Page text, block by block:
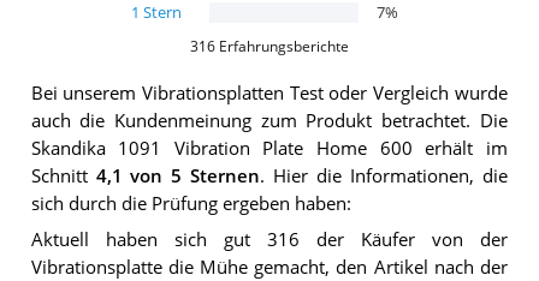
1 Stern 7%
316 Erfahrungsberichte
Bei unseremVibrationsplatten Test oder Vergleich wurde
auch die Kundenmeinung zum Produkt betrachtet. Die
Skandika 1091 Vibration Plate Home 600 erhält im
Schnitt 4,1 von 5 Sternen. Hier die Informationen, die
sich durch die Prüfung ergeben haben:
Aktuell haben sich gut 316 der Käufer von der
Vibrationsplatte die Mühe gemacht, den Artikel nach der